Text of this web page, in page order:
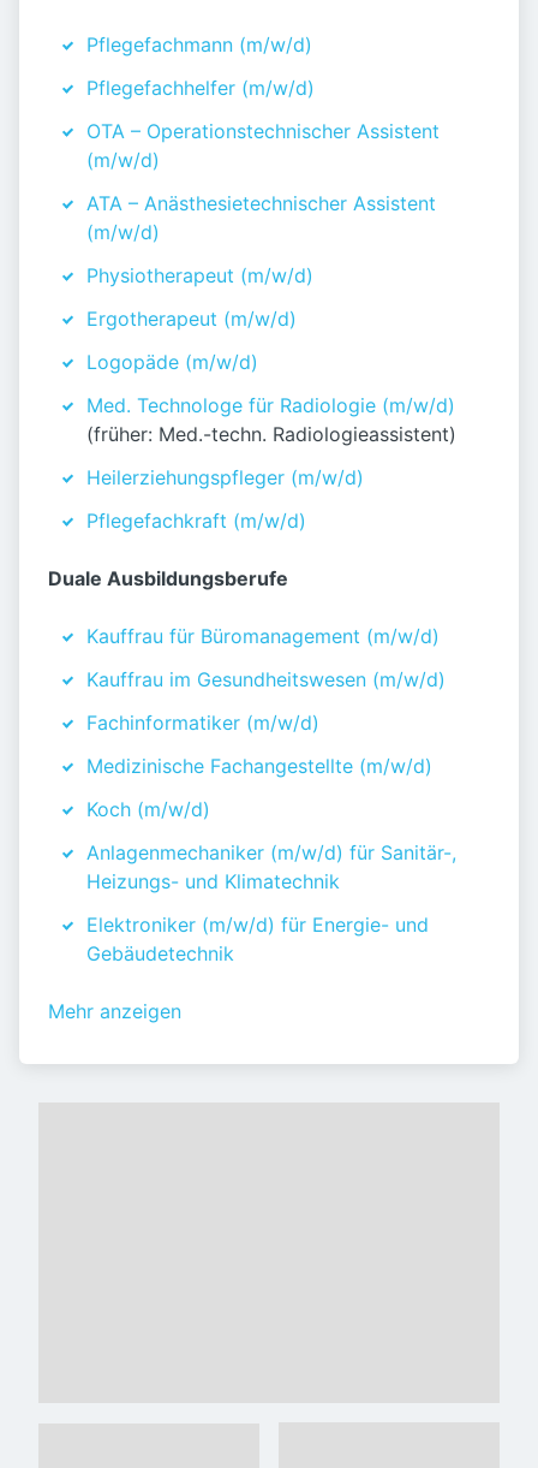
Pflegefachmann (m/w/d)
Pflegefachhelfer (m/w/d)
OTA – Operationstechnischer Assistent
(m/w/d)
ATA – Anästhesietechnischer Assistent
(m/w/d)
Physiotherapeut (m/w/d)
Ergotherapeut (m/w/d)
Logopäde (m/w/d)
Med. Technologe für Radiologie (m/w/d)
(früher: Med.-techn. Radiologieassistent)
Heilerziehungspfleger (m/w/d)
Pflegefachkraft (m/w/d)
Duale Ausbildungsberufe
Kauffrau für Büromanagement (m/w/d)
Kauffrau im Gesundheitswesen (m/w/d)
Fachinformatiker (m/w/d)
Medizinische Fachangestellte (m/w/d)
Koch (m/w/d)
Anlagenmechaniker (m/w/d) für Sanitär-,
Heizungs- und Klimatechnik
Elektroniker (m/w/d) für Energie- und
Gebäudetechnik
Mehr anzeigen